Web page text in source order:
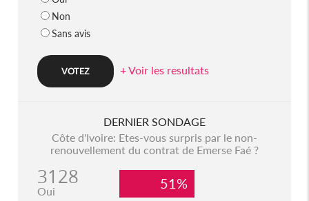
Non
Sans avis
+ Voir les resultats
DERNIER SONDAGE
Côte d'Ivoire: Etes-vous surpris par le non-
renouvellement du contrat de Emerse Faé ?
3128
Oui 51%